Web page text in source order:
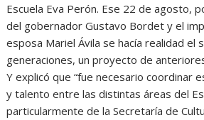
Escuela Eva Perón. Ese 22 de agosto,
del gobernador Gustavo Bordet y el
esposa Mariel Ávila se hacía realidad el
generaciones, un proyecto de
Y explicó que “fue necesario coordinar
y talento entre las distintas áreas del
particularmente de la Secretaría de